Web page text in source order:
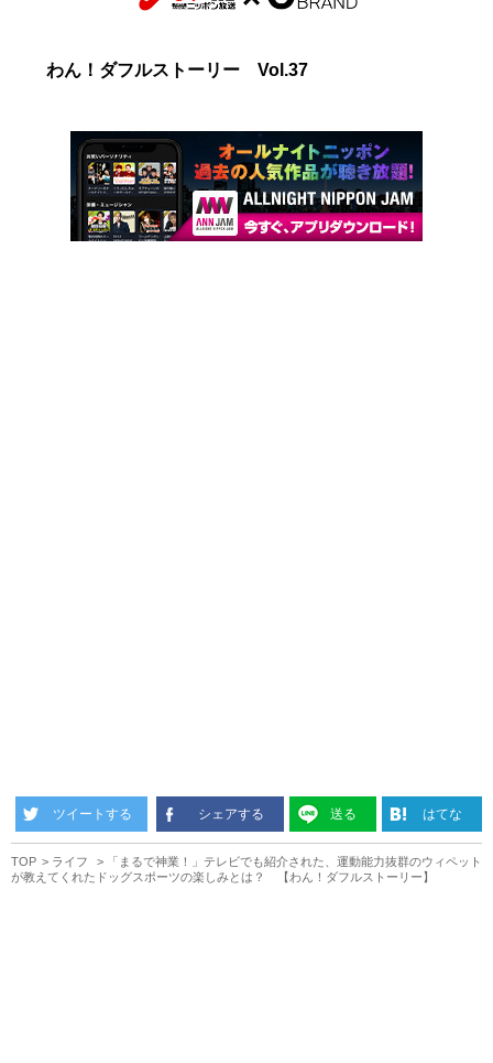
わん！ダフルストーリー Vol.37
ツイートする シェアする 送る はてな
TOP ライフ
「まるで神業！」テレビでも紹介された、運動能力抜群のウィペット
が教えてくれたドッグスポーツの楽しみとは？ 【わん！ダフルストーリー】